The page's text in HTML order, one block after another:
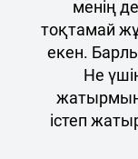
менің
тоқтамай
екен.
Не
істеп